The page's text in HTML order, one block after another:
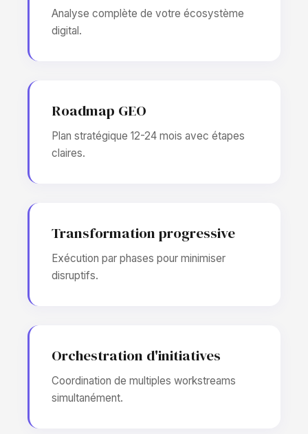
Analyse complète de votre écosystème
digital.
Roadmap GEO
Plan stratégique 12-24 mois avec étapes
claires.
Transformation progressive
Exécution par phases pour minimiser
disruptifs.
Orchestration d'initiatives
Coordination de multiples workstreams
simultanément.